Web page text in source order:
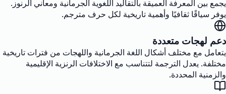
يجمع بين المعرفة العميقة بالتقاليد اللغوية الجرمانية ومعاني الرنوز.
يوفر سياقًا ثقافيًا وأهمية تاريخية لكل حرف مترجم.
دعم لهجات متعددة
يتعامل مع مختلف أشكال اللغة الجرمانية واللهجات من فترات تاريخية
مختلفة. يعدل الترجمة لتتناسب مع الاختلافات الرنزية الإقليمية
والزمنية المحددة.